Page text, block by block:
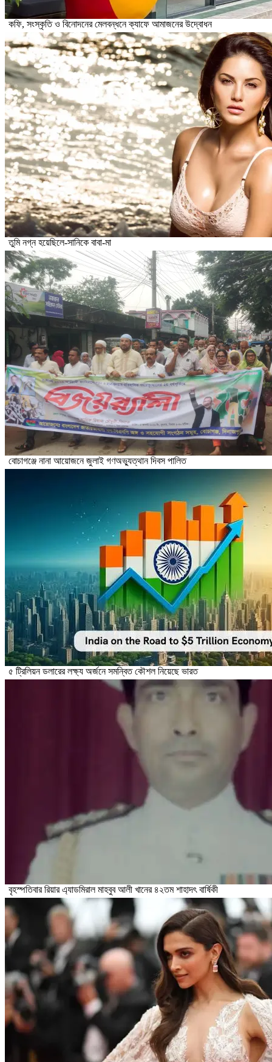
কফি, সংস্কৃতি ও বিনোদনের মেলবন্ধনে ক্যাফে আমাজনের উদ্বোধন
তুমি নগ্ন হয়েছিলে-সানিকে বাবা-মা
বোচাগঞ্জে নানা আয়োজনে জুলাই গণঅভ্যুত্থান দিবস পালিত
৫ ট্রিলিয়ন ডলারের লক্ষ্য অর্জনে সমন্বিত কৌশল নিয়েছে ভারত
বৃহস্পতিবার রিয়ার এ্যাডমিরাল মাহবুব আলী খানের ৪২তম শাহাদৎ বার্ষিকী